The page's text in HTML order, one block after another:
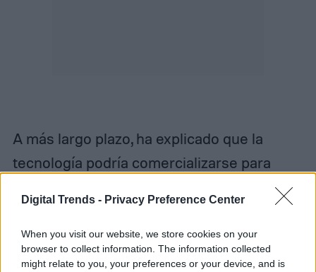
Digital Trends - Privacy Preference Center
When you visit our website, we store cookies on your
browser to collect information. The information collected
might relate to you, your preferences or your device, and is
A más largo plazo, ha explicado que la
tecnología podría comercializarse para
ayudar a los agricultores a evaluar la salud
de sus pollos. Hacer esto ahorraría un
tiempo considerable, ya que en la
actualidad los agricultores deben revisar